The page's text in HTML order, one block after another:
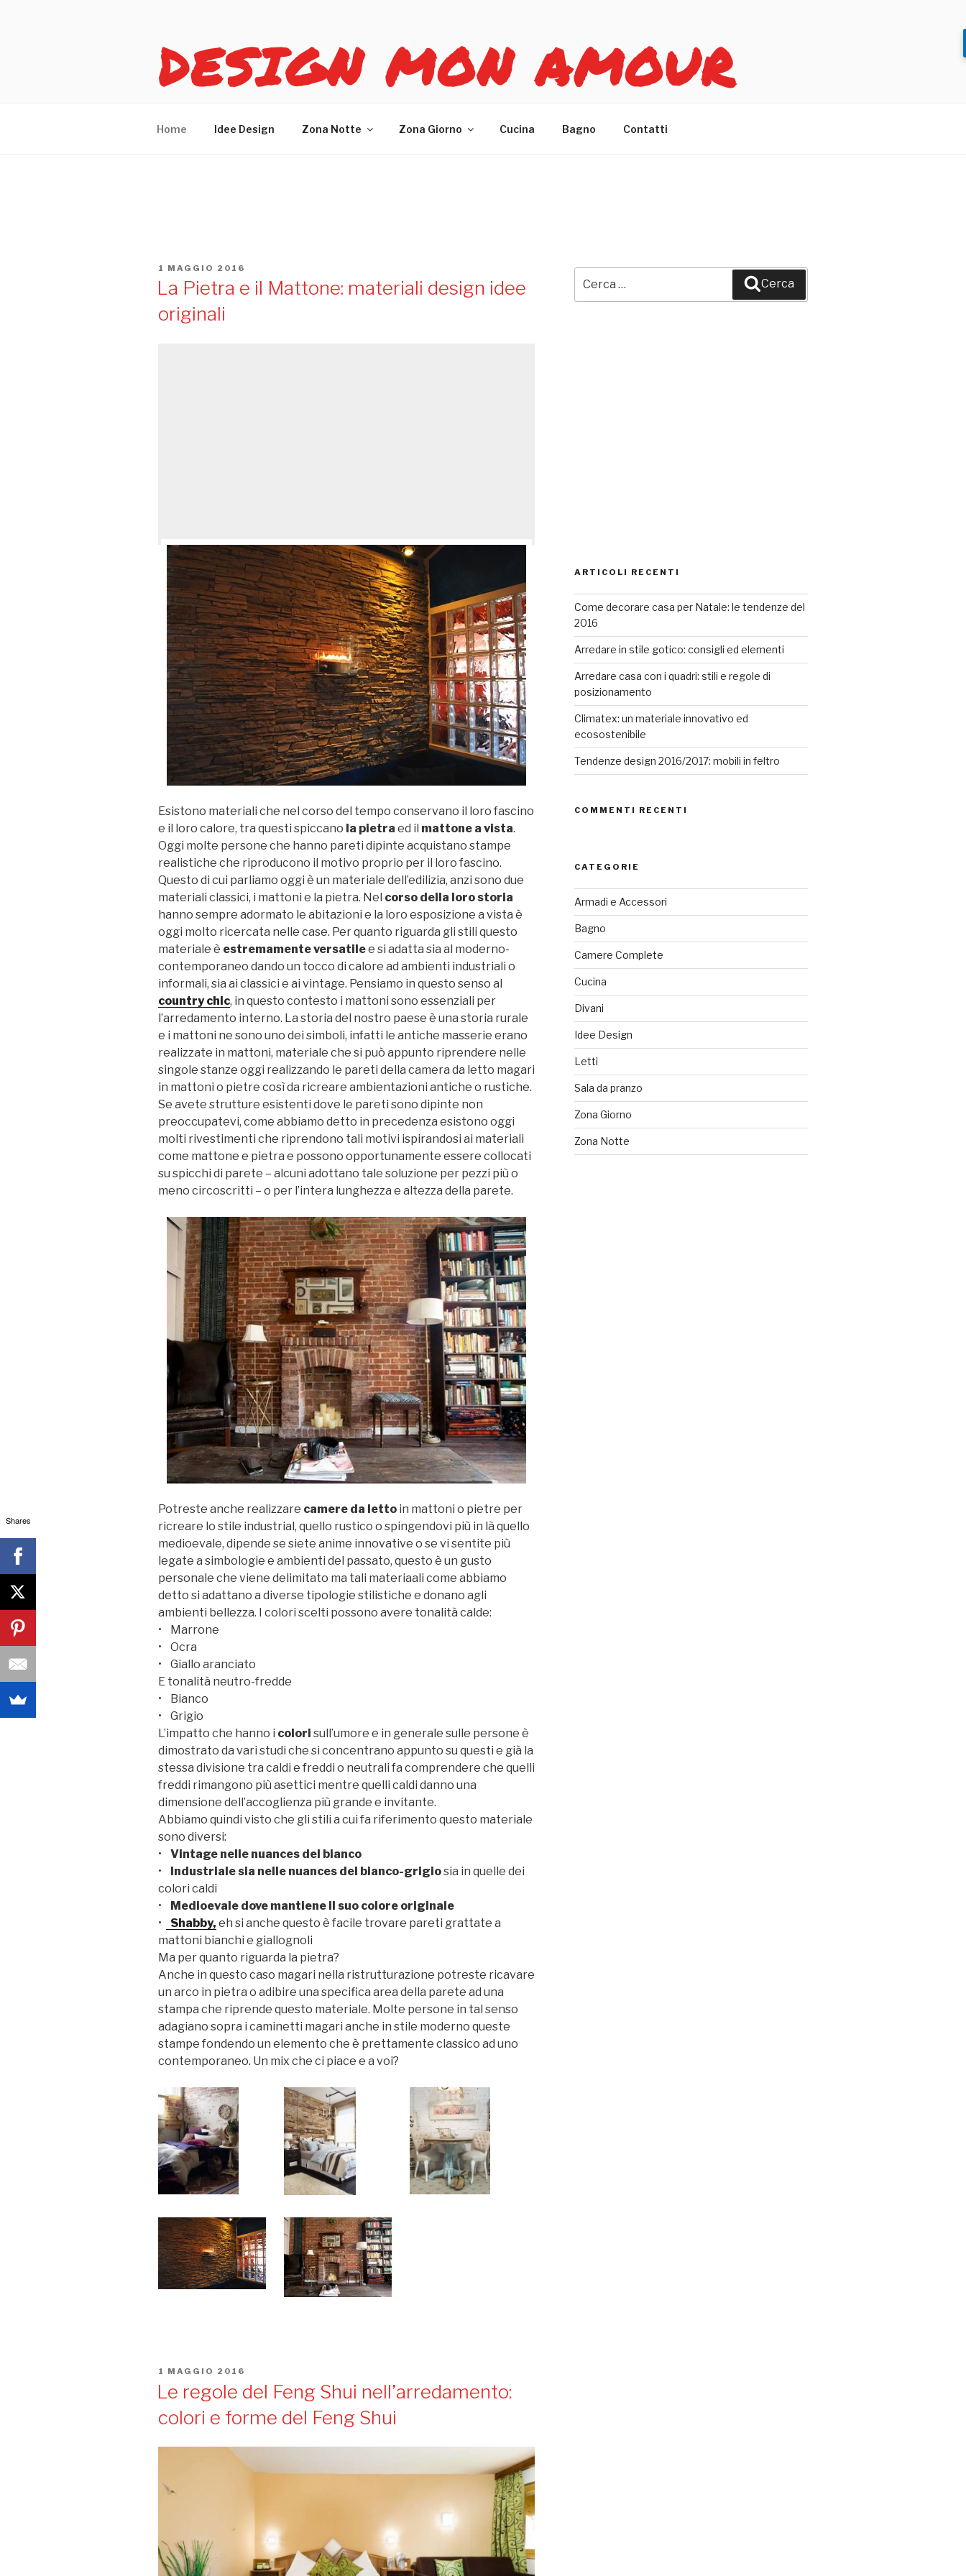
DESIGN MON AMOUR
Home Idee Design Zona Notte Zona Giorno Cucina Bagno Contatti
PUBBLICATO
IL
1 MAGGIO 2016
La Pietra e il Mattone: materiali design idee
originali
Esistono materiali che nel corso del tempo conservano il loro fascino
e il loro calore, tra questi spiccano la pietra ed il mattone a vista.
Oggi molte persone che hanno pareti dipinte acquistano stampe
realistiche che riproducono il motivo proprio per il loro fascino.
Questo di cui parliamo oggi è un materiale dell’edilizia, anzi sono due
materiali classici, i mattoni e la pietra. Nel corso della loro storia
hanno sempre adormato le abitazioni e la loro esposizione a vista è
oggi molto ricercata nelle case. Per quanto riguarda gli stili questo
materiale è estremamente versatilee si adatta sia al moderno-
contemporaneo dando un tocco di calore ad ambienti industriali o
informali, sia ai classici e ai vintage. Pensiamo in questo senso al
country chic, in questo contesto i mattoni sono essenziali per
l’arredamento interno. La storia del nostro paese è una storia rurale
e i mattoni ne sono uno dei simboli, infatti le antiche masserie erano
realizzate in mattoni, materiale che si può appunto riprendere nelle
singole stanze oggi realizzando le pareti della camera da letto magari
in mattoni o pietre così da ricreare ambientazioni antiche o rustiche.
Se avete strutture esistenti dove le pareti sono dipinte non
preoccupatevi, come abbiamo detto in precedenza esistono oggi
molti rivestimenti che riprendono tali motivi ispirandosi ai materiali
come mattone e pietra e possono opportunamente essere collocati
su spicchi di parete – alcuni adottano tale soluzione per pezzi più o
meno circoscritti – o per l’intera lunghezza e altezza della parete.
Potreste anche realizzare camere da letto in mattoni o pietre per
ricreare lo stile industrial, quello rustico o spingendovi più in là quello
medioevale, dipende se siete anime innovative o se vi sentite più
legate a simbologie e ambienti del passato, questo è un gusto
personale che viene delimitato ma tali materiaali come abbiamo
detto si adattano a diverse tipologie stilistiche e donano agli
ambienti bellezza. I colori scelti possono avere tonalità calde:
• Marrone
• Ocra
• Giallo aranciato
E tonalità neutro-fredde
• Bianco
• Grigio
L’impatto che hanno i colori sull’umore e in generale sulle persone è
dimostrato da vari studi che si concentrano appunto su questi e già la
stessa divisione tra caldi e freddi o neutrali fa comprendere che quelli
freddi rimangono più asettici mentre quelli caldi danno una
dimensione dell’accoglienza più grande e invitante.
Abbiamo quindi visto che gli stili a cui fa riferimento questo materiale
sono diversi:
• Vintage nelle nuances del bianco
•
Industriale sia nelle nuances del bianco-grigiosia in quelle dei
colori caldi
• Medioevale dove mantiene il suo colore originale
•
Shabby, eh si anche questo è facile trovare pareti grattate a
mattoni bianchi e giallognoli
Ma per quanto riguarda la pietra?
Anche in questo caso magari nella ristrutturazione potreste ricavare
un arco in pietra o adibire una specifica area della parete ad una
stampa che riprende questo materiale. Molte persone in tal senso
adagiano sopra i caminetti magari anche in stile moderno queste
stampe fondendo un elemento che è prettamente classico ad uno
contemporaneo. Un mix che ci piace e a voi?
PUBBLICATO
IL
1 MAGGIO 2016
Le regole del Feng Shui nell’arredamento:
colori e forme del Feng Shui
Cerca
ARTICOLI RECENTI
Come decorare casa per Natale: le tendenze del
2016
Arredare in stile gotico: consigli ed elementi
Arredare casa con i quadri: stili e regole di
posizionamento
Climatex: un materiale innovativo ed
ecosostenibile
Tendenze design 2016/2017: mobili in feltro
COMMENTI RECENTI
CATEGORIE
Armadi e Accessori
Bagno
Camere Complete
Cucina
Divani
Idee Design
Letti
Sala da pranzo
Zona Giorno
Zona Notte
Shares